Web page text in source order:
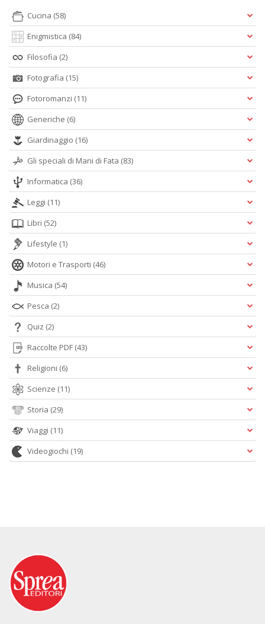
Cucina (58)
Enigmistica (84)
Filosofia (2)
Fotografia (15)
Fotoromanzi (11)
Generiche (6)
Giardinaggio (16)
Gli speciali di Mani di Fata (83)
Informatica (36)
Leggi (11)
Libri (52)
Lifestyle (1)
Motori e Trasporti (46)
Musica (54)
Pesca (2)
Quiz (2)
Raccolte PDF (43)
Religioni (6)
Scienze (11)
Storia (29)
Viaggi (11)
Videogiochi (19)